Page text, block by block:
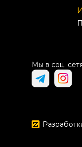
Мы в соц.